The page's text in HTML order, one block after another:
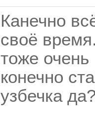
Канечно
своё
тоже
конечно
узбечка